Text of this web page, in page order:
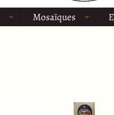
Mosaïques